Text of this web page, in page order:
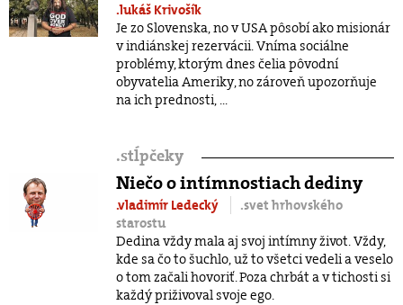
.lukáš Krivošík
Je zo Slovenska, no v USA pôsobí ako misionár
v indiánskej rezervácii. Vníma sociálne
problémy, ktorým dnes čelia pôvodní
obyvatelia Ameriky, no zároveň upozorňuje
na ich prednosti, ...
.stĺpčeky
Niečo o intímnostiach dediny
.vladimír Ledecký
.svet hrhovského
starostu
Dedina vždy mala aj svoj intímny život. Vždy,
kde sa čo to šuchlo, už to všetci vedeli a veselo
o tom začali hovoriť. Poza chrbát a v tichosti si
každý priživoval svoje ego.